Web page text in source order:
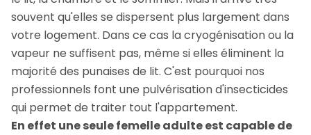
souvent qu'elles se dispersent plus largement dans
votre logement. Dans ce cas la cryogénisation ou la
vapeur ne suffisent pas, même si elles éliminent la
majorité des punaises de lit. C'est pourquoi nos
professionnels font une pulvérisation d'insecticides
qui permet de traiter tout l'appartement.
En effet une seule femelle adulte est capable de